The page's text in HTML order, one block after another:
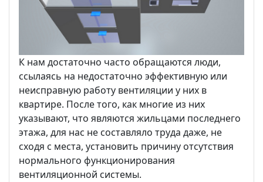
К нам достаточно часто обращаются люди,
ссылаясь на недостаточно эффективную или
неисправную работу вентиляции у них в
квартире. После того, как многие из них
указывают, что являются жильцами последнего
этажа, для нас не составляло труда даже, не
сходя с места, установить причину отсутствия
нормального функционирования
вентиляционной системы.